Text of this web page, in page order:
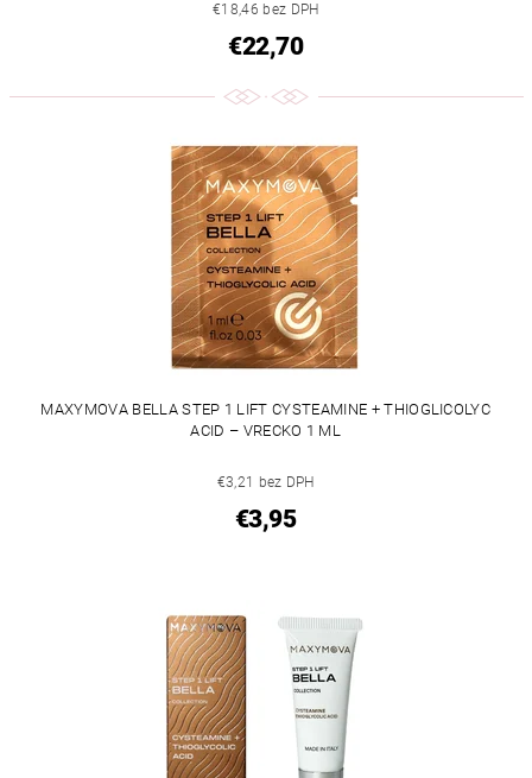
€18,46 bez DPH
€22,70
MAXYMOVA BELLA STEP 1 LIFT CYSTEAMINE + THIOGLICOLYC
ACID – VRECKO 1 ML
€3,21 bez DPH
€3,95